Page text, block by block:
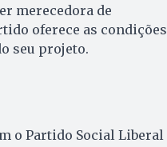
merecedora de
oferece as condições
seu projeto.
o Partido Social Liberal